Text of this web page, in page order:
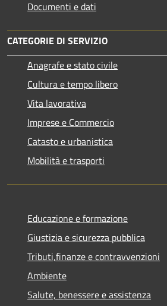
Documenti e dati
CATEGORIE DI SERVIZIO
Anagrafe e stato civile
Cultura e tempo libero
Vita lavorativa
Imprese e Commercio
Catasto e urbanistica
Mobilità e trasporti
Educazione e formazione
Giustizia e sicurezza pubblica
Tributi,finanze e contravvenzioni
Ambiente
Salute, benessere e assistenza